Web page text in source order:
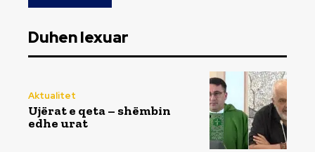
Duhen lexuar
Aktualitet
Ujërat e qeta – shëmbin
edhe urat